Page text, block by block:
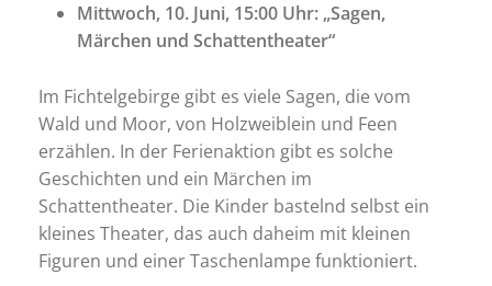
Mittwoch, 10. Juni, 15:00 Uhr: „Sagen,
Märchen und Schattentheater“
Im Fichtelgebirge gibt es viele Sagen, die vom
Wald und Moor, von Holzweiblein und Feen
erzählen. In der Ferienaktion gibt es solche
Geschichten und ein Märchen im
Schattentheater. Die Kinder bastelnd selbst ein
kleines Theater, das auch daheim mit kleinen
Figuren und einer Taschenlampe funktioniert.